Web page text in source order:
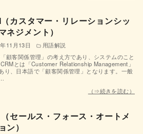
カスタマー・リレーションシッ
ネジメント）
11月13日
用語解説
顧客関係管理」の考え方であり、システムのこと
とは「Customer Relationship Management」
り、日本語で「顧客関係管理」となります。一般
（⇒続きを読む）
セールス・フォース・オートメ
ン）